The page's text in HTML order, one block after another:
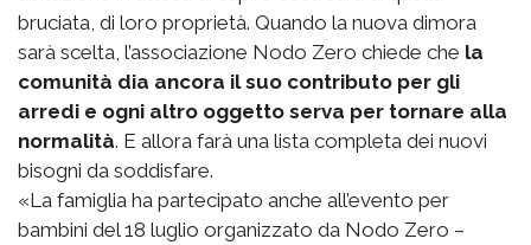
bruciata, di loro proprietà. Quando la nuova dimora
sarà scelta, l’associazione Nodo Zero chiede che la
comunità dia ancora il suo contributo per gli
arredi e ogni altro oggetto serva per tornare alla
normalità. E allora farà una lista completa dei nuovi
bisogni da soddisfare.
«La famiglia ha partecipato anche all’evento per
bambini del 18 luglio organizzato da Nodo Zero –